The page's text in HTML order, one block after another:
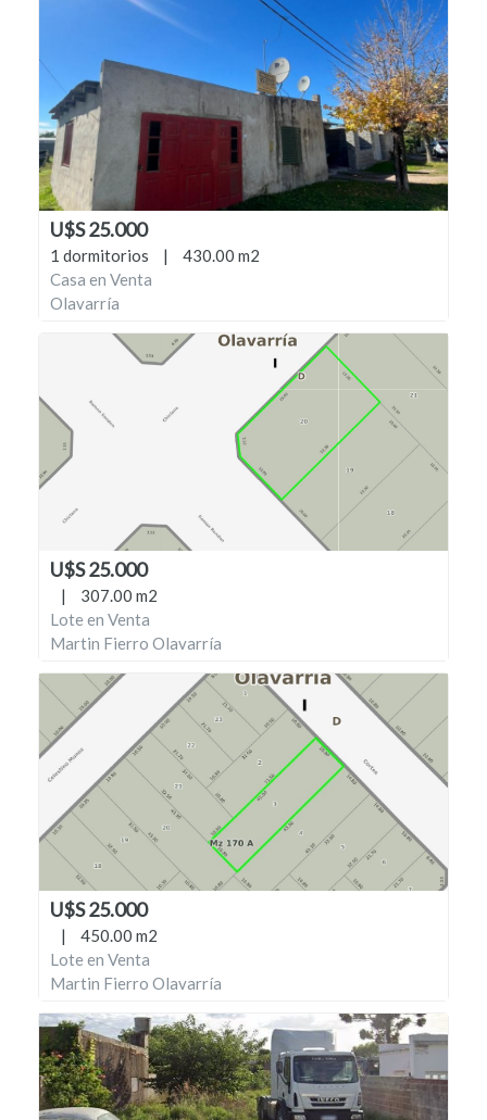
U$S 25.000
1 dormitorios |
430.00 m2
Casa en Venta
Olavarría
U$S 25.000
|
307.00 m2
Lote en Venta
Martin Fierro Olavarría
U$S 25.000
|
450.00 m2
Lote en Venta
Martin Fierro Olavarría